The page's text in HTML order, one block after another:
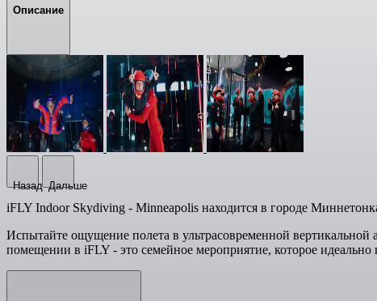
Описание
Назад Дальше
iFLY Indoor Skydiving - Minneapolis находится в городе
Испытайте ощущение полета в ультрасовременной
помещении в iFLY - это семейное мероприятие, которое